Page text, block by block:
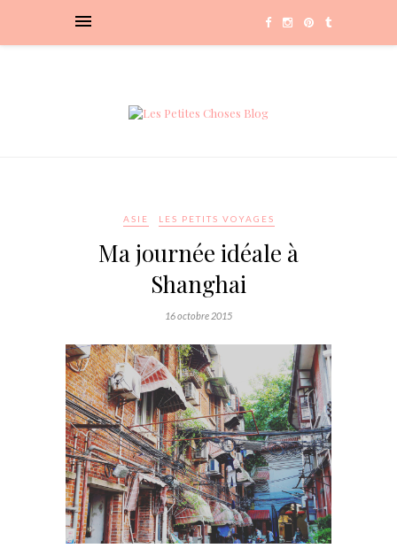
ASIE LES PETITS VOYAGES
Ma journée idéale à
Shanghai
16 octobre 2015